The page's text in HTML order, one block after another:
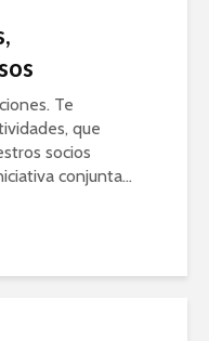
Te
que
socios
conjunta...